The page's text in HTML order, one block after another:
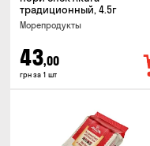
традиционный, 4.5г
Морепродукты
43,00
грн за 1 шт